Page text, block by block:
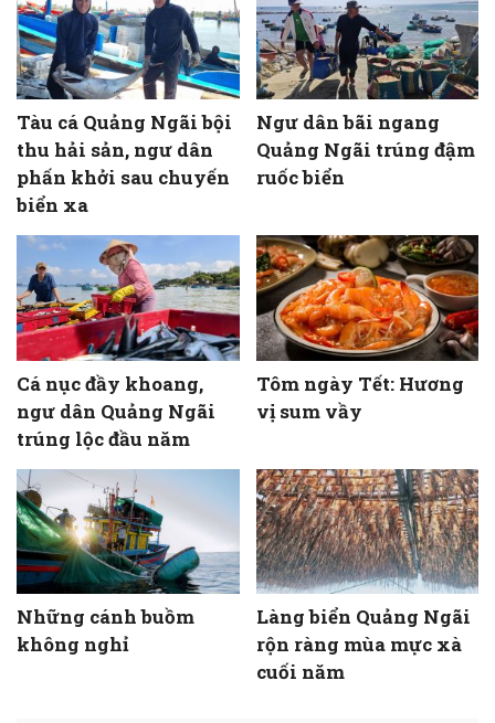
Tàu cá Quảng Ngãi bội
thu hải sản, ngư dân
phấn khởi sau chuyến
biển xa
Ngư dân bãi ngang
Quảng Ngãi trúng đậm
ruốc biển
Cá nục đầy khoang,
ngư dân Quảng Ngãi
trúng lộc đầu năm
Tôm ngày Tết: Hương
vị sum vầy
Những cánh buồm
không nghỉ
Làng biển Quảng Ngãi
rộn ràng mùa mực xà
cuối năm